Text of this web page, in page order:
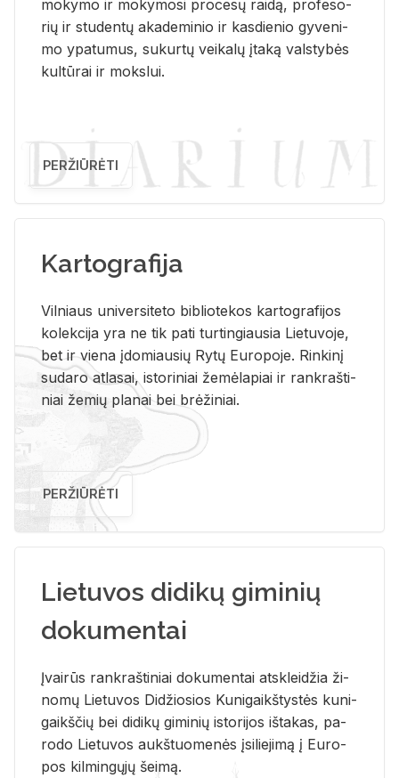
mo­ky­mo ir mo­ky­mo­si pro­ce­sų rai­dą, pro­fe­so­
rių ir stu­den­tų aka­de­mi­nio ir kas­die­nio gy­ve­ni­
mo ypa­tu­mus, su­kur­tų vei­ka­lų įta­ką vals­ty­bės
kul­tū­rai ir moks­lui.
PERŽIŪRĖTI
Kartografija
Vil­niaus uni­ver­si­te­to bi­b­lio­te­kos kar­to­gra­fi­jos
ko­lek­ci­ja yra ne tik pati tur­tin­giau­sia Lie­tu­vo­je,
bet ir vie­na įdo­miau­sių Rytų Eu­ro­po­je. Rin­ki­nį
su­da­ro at­la­sai, is­to­ri­niai že­mė­la­piai ir rank­raš­ti­
niai že­mių pla­nai bei brė­ži­niai.
PERŽIŪRĖTI
Lietuvos didikų giminių
dokumentai
Įvai­rūs rank­raš­ti­niai do­ku­men­tai at­sklei­džia ži­
no­mų Lie­tu­vos Di­džio­sios Ku­ni­gaikš­tys­tės ku­ni­
gaikš­čių bei di­di­kų gi­mi­nių is­to­ri­jos iš­ta­kas, pa­
ro­do Lie­tu­vos aukš­tuo­me­nės įsi­lie­ji­mą į Eu­ro­
pos kil­min­gų­jų šei­mą.